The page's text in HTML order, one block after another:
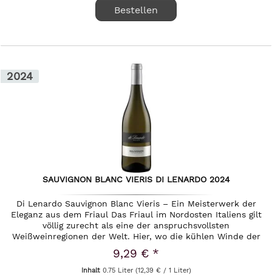
Bestellen
2024
SAUVIGNON BLANC VIERIS DI LENARDO 2024
Di Lenardo Sauvignon Blanc Vieris – Ein Meisterwerk der
Eleganz aus dem Friaul Das Friaul im Nordosten Italiens gilt
völlig zurecht als eine der anspruchsvollsten
Weißweinregionen der Welt. Hier, wo die kühlen Winde der
Alpausläufer auf...
9,29 € *
Inhalt 0.75 Liter (12,39 € / 1 Liter)